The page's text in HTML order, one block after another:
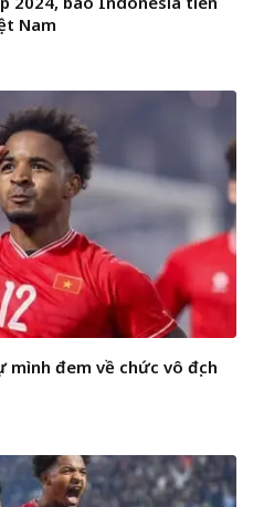
Nam
mình đem về chức vô địch